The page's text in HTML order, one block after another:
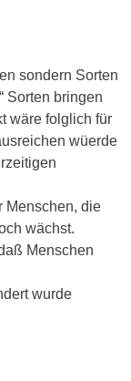
sondern Sorten
Sorten bringen
wäre folglich für
wüerde
Menschen, die
wächst.
Menschen
wurde